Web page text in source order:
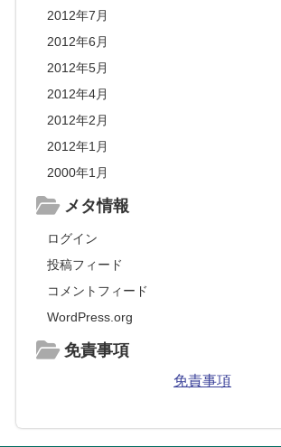
2012年7月
2012年6月
2012年5月
2012年4月
2012年2月
2012年1月
2000年1月
メタ情報
ログイン
投稿フィード
コメントフィード
WordPress.org
免責事項
免責事項